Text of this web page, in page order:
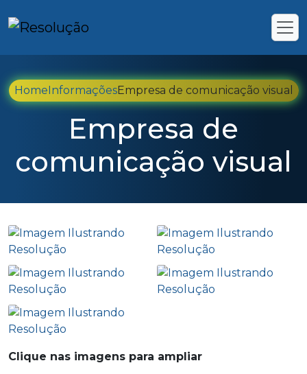
HomeInformaçõesEmpresa de comunicação visual
Empresa de
comunicação visual
Clique nas imagens para ampliar